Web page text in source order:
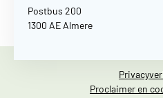
Postbus 200
1300 AE Almere
Proclaimer en